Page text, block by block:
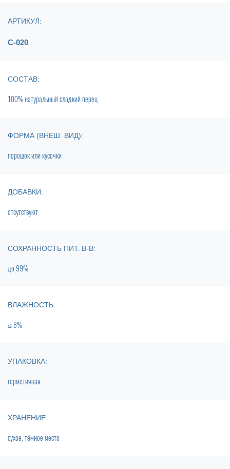
АРТИКУЛ:
С-020
СОСТАВ:
100% натуральный сладкий перец
ФОРМА (ВНЕШ. ВИД):
порошок или кусочки
ДОБАВКИ:
отсутствуют
СОХРАННОСТЬ ПИТ. В-В:
до 99%
ВЛАЖНОСТЬ:
≤ 8%
УПАКОВКА:
герметичная
ХРАНЕНИЕ:
сухое, тёмное место